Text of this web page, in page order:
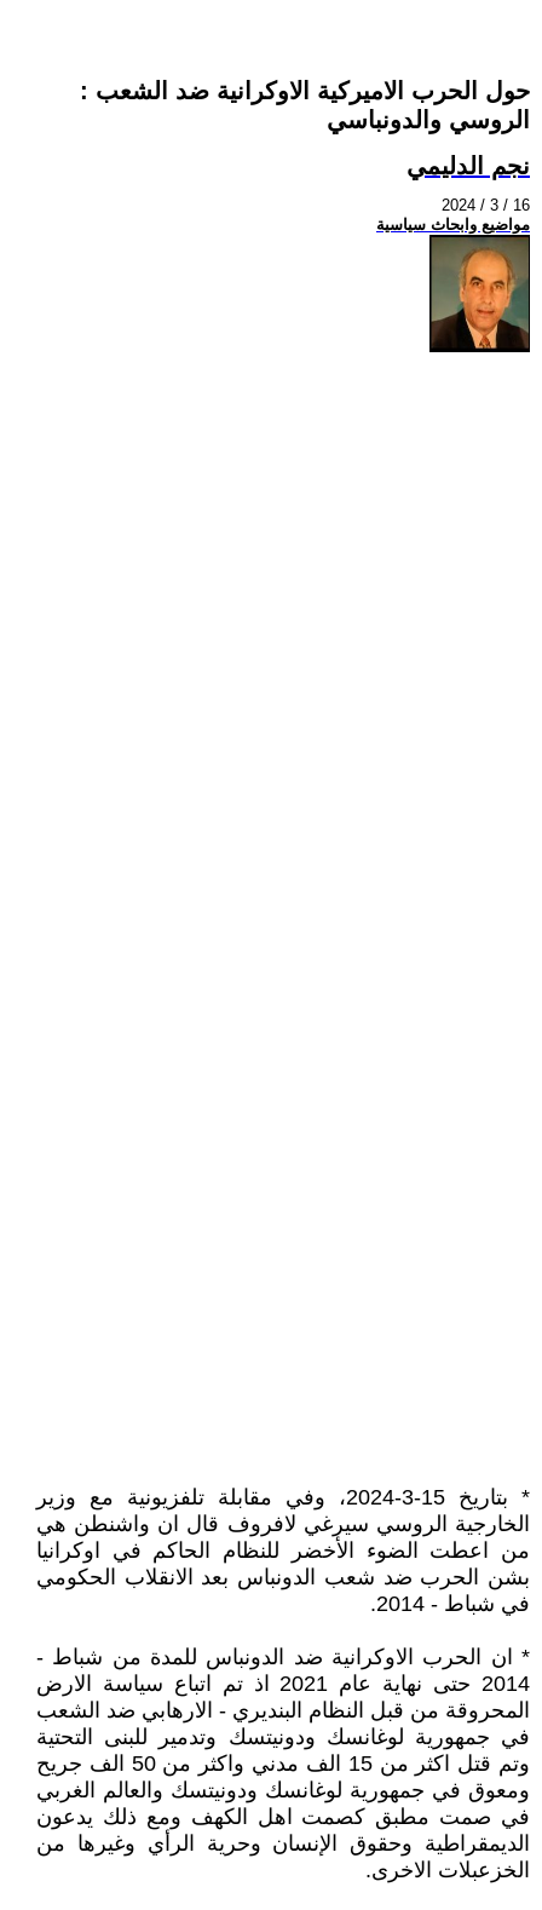
: حول الحرب الاميركية الاوكرانية ضد الشعب
الروسي والدونباسي
نجم الدليمي
2024 / 3 / 16
مواضيع وابحاث سياسية
* بتاريخ 15-3-2024، وفي مقابلة تلفزيونية مع وزير
الخارجية الروسي سيرغي لافروف قال ان واشنطن هي
من اعطت الضوء الأخضر للنظام الحاكم في اوكرانيا
بشن الحرب ضد شعب الدونباس بعد الانقلاب الحكومي
في شباط - 2014.
* ان الحرب الاوكرانية ضد الدونباس للمدة من شباط -
2014 حتى نهاية عام 2021 اذ تم اتباع سياسة الارض
المحروقة من قبل النظام البنديري - الارهابي ضد الشعب
في جمهورية لوغانسك ودونيتسك وتدمير للبنى التحتية
وتم قتل اكثر من 15 الف مدني واكثر من 50 الف جريح
ومعوق في جمهورية لوغانسك ودونيتسك والعالم الغربي
في صمت مطبق كصمت اهل الكهف ومع ذلك يدعون
الديمقراطية وحقوق الإنسان وحرية الرأي وغيرها من
الخزعبلات الاخرى.